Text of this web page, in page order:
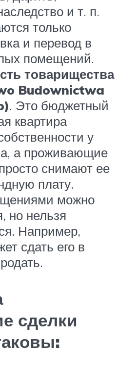
и т. п.
только
и перевод в
помещений.
товарищества
Budownictwa
. Это бюджетный
квартира
у
а проживающие
снимают ее
плату.
можно
но нельзя
Например,
сдать его в
сделки